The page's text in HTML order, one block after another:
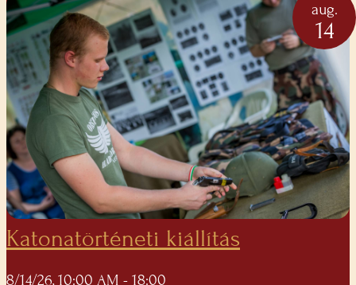
aug.
14
Katonatörténeti kiállítás
8/14/26, 10:00 AM - 18:00